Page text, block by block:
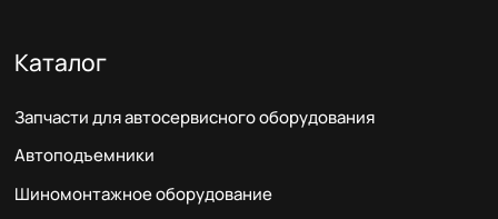
Каталог
Запчасти для автосервисного оборудования
Автоподъемники
Шиномонтажное оборудование